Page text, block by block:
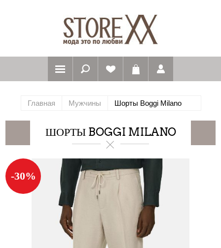
Главная Мужчины Шорты Boggi Milano
ШОРТЫ BOGGI MILANO
-30%